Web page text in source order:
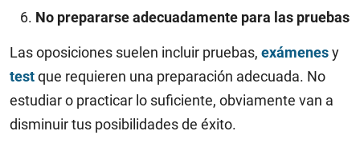
No prepararse adecuadamente para las pruebas
Las oposiciones suelen incluir pruebas, exámenesy
testque requieren una preparación adecuada. No
estudiar o practicar lo suficiente, obviamente van a
disminuir tus posibilidades de éxito.